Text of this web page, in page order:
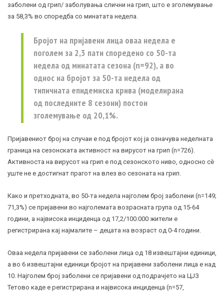
заболени од грип/ заболувања слични на грип, што е зголемување
за 58,3% во споредба со минатата недела.
Бројот на пријавени лица оваа недела е
поголем за 2,3 пати споредено со 50-та
недела од минатата сезона (n=92), а во
однос на бројот за 50-та недела од
типичната епидемиска крива (моделирана
од последните 8 сезони) постои
зголемување од 20,1%.
Пријавениот број на случаи е под бројот кој ја означува неделната
граница на сезонската активност на вирусот на грип (n=726).
Активноста на вирусот на грип е под сезонското ниво, односно сѐ
уште не е достигнат прагот на влез во сезоната на грип.
Како и претходната, во 50-та недела најголем број заболени (n=149;
71,3%) се пријавени во најголемата возрасната група од 15-64
години, а највисока инциденца од 17,2/100.000 жители е
регистрирана кај најмалите – децата на возраст од 0-4 години.
Оваа недела пријавени се заболени лица од 18 извештајни единици,
а во 6 извештајни единици бројот на пријавени заболени лица е над
10. Најголем број заболени се пријавени од подрачјето на ЦЈЗ
Тетово каде е регистрирана и највисока инциденца (n=57,